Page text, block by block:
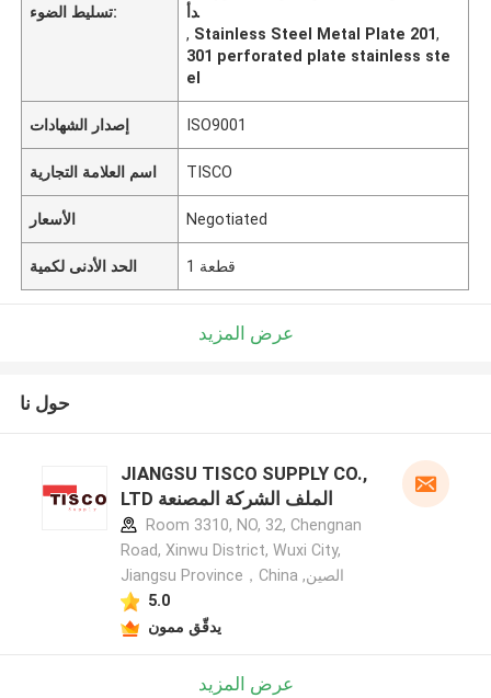
تسليط الضوء:
دأ
, Stainless Steel Metal Plate 201,
301 perforated plate stainless ste
el
إصدار الشهادات ISO9001
اسم العلامة التجارية TISCO
الأسعار Negotiated
الحد الأدنى لكمية 1 قطعة
عرض المزيد
حول نا
JIANGSU TISCO SUPPLY CO.,
LTD الملف الشركة المصنعة
Room 3310, NO, 32, Chengnan
Road, Xinwu District, Wuxi City,
Jiangsu Province，China ,الصين
5.0
يدقّق ممون
عرض المزيد